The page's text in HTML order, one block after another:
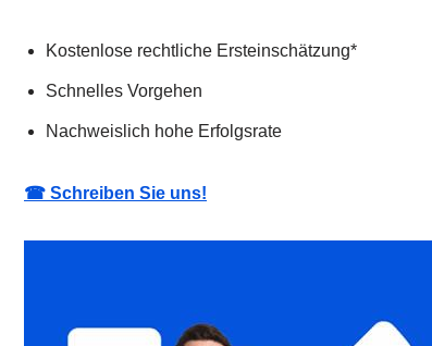
Kostenlose rechtliche Ersteinschätzung*
Schnelles Vorgehen
Nachweislich hohe Erfolgsrate
☎ Schreiben Sie uns!